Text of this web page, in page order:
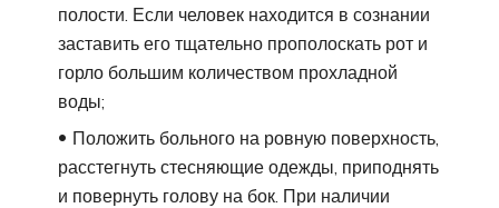
полости. Если человек находится в сознании
заставить его тщательно прополоскать рот и
горло большим количеством прохладной
воды;
Положить больного на ровную поверхность,
расстегнуть стесняющие одежды, приподнять
и повернуть голову на бок. При наличии